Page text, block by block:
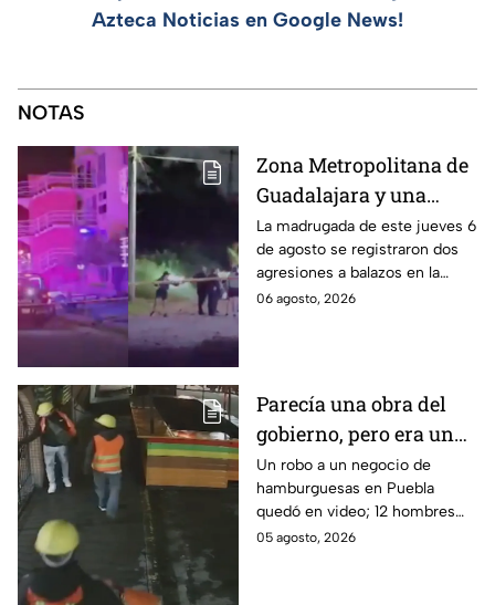
Azteca Noticias en Google News!
NOTAS
Zona Metropolitana de
Guadalajara y una
jornada de violencia:
Asesinan a balazos a
dos hombres en
Tlajomulco y El Salto
La madrugada de este jueves 6
de agosto se registraron dos
agresiones a balazos en la
Zona Metropolitana de
06 agosto, 2026
Parecía una obra del
gobierno, pero era un
robo planeado: Así
saquearon negocio de
hamburguesas en
Puebla
Un robo a un negocio de
hamburguesas en Puebla
quedó en video; 12 hombres
habrían fingido ser
05 agosto, 2026